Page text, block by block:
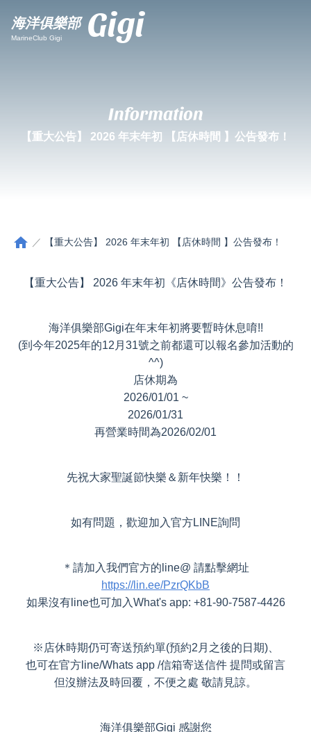
海洋俱樂部
MarineClub Gigi Gigi
Information
【重大公告】 2026 年末年初 【店休時間 】公告發布！
home 【重大公告】 2026 年末年初 【店休時間 】公告發布！
【重大公告】 2026 年末年初《店休時間》公告發布！
海洋俱樂部Gigi在年末年初將要暫時休息唷!!
(到今年2025年的12月31號之前都還可以報名參加活動的
^^)
店休期為
2026/01/01 ~
2026/01/31
再營業時間為2026/02/01
先祝大家聖誕節快樂＆新年快樂！！
如有問題，歡迎加入官方LINE詢問
＊請加入我們官方的line@ 請點擊網址
https://lin.ee/PzrQKbB
如果沒有line也可加入What's app: +81-90-7587-4426
※店休時期仍可寄送預約單(預約2月之後的日期)、
也可在官方line/Whats app /信箱寄送信件 提問或留言
但沒辦法及時回覆，不便之處 敬請見諒。
海洋俱樂部Gigi 感謝您